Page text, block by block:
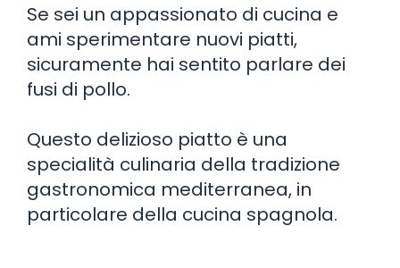
Se sei un appassionato di cucina e
ami sperimentare nuovi piatti,
sicuramente hai sentito parlare dei
fusi di pollo.
Questo delizioso piatto è una
specialità culinaria della tradizione
gastronomica mediterranea, in
particolare della cucina spagnola.